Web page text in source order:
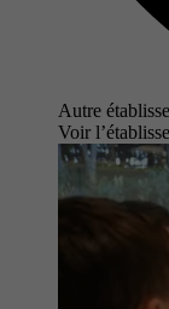
Autre
Voir